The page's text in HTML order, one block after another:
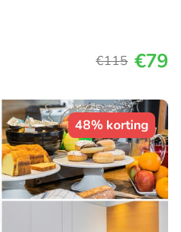
€115 €79
48% korting